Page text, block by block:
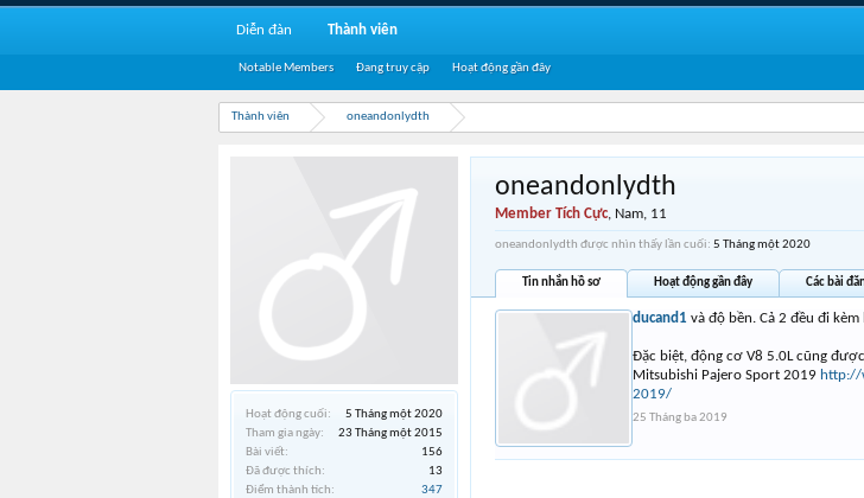
Thành viên oneandonlydth
Hoạt động cuối:
5 Tháng một 2020
Tham gia ngày:
23 Tháng một 2015
Bài viết:
156
Đã được thích:
13
Điểm thành tích:
347
oneandonlydth
Member Tích Cực, Nam, 11
oneandonlydth được nhìn thấy lần cuối: 5 Tháng một 2020
Tin nhắn hồ sơ Hoạt động gần đây Các bài
ducand1 và độ bền. Cả 2 đều đi
Đặc biệt, động cơ V8 5.0L cũng
Mitsubishi Pajero Sport 2019 http://
2019/
25 Tháng ba 2019
Diễn đàn Thành viên
Notable Members Đang truy cập Hoạt động gần đây